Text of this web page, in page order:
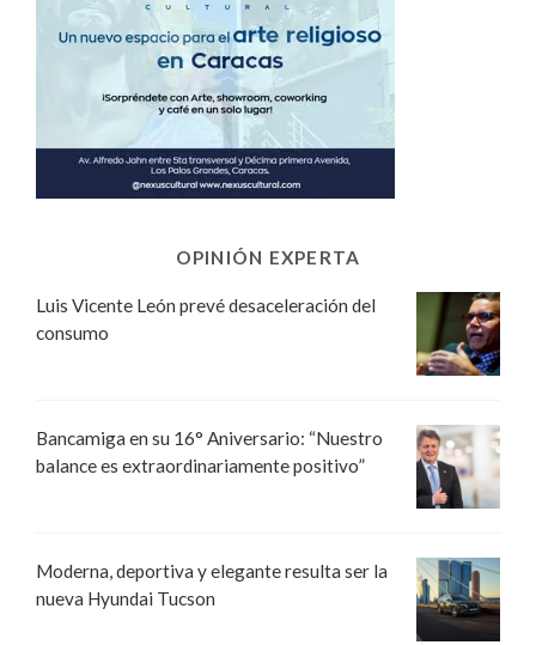
OPINIÓN EXPERTA
Luis Vicente León prevé desaceleración del
consumo
Bancamiga en su 16° Aniversario: “Nuestro
balance es extraordinariamente positivo”
Moderna, deportiva y elegante resulta ser la
nueva Hyundai Tucson